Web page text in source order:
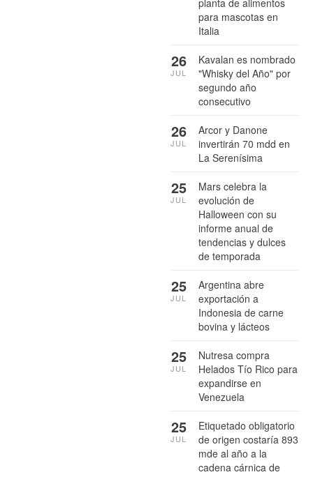
para mascotas en
Italia
Kavalan es nombrado
"Whisky del Año" por
segundo año
consecutivo
26
JUL
Arcor y Danone
invertirán 70 mdd en
La Serenísima
26
JUL
Mars celebra la
evolución de
Halloween con su
informe anual de
tendencias y dulces
de temporada
25
JUL
Argentina abre
exportación a
Indonesia de carne
bovina y lácteos
25
JUL
Nutresa compra
Helados Tío Rico para
expandirse en
Venezuela
25
JUL
Etiquetado obligatorio
de origen costaría 893
mde al año a la
cadena cárnica de
25
JUL